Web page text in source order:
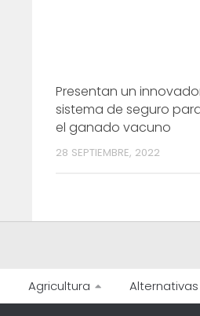
Presentan un
sistema de seguro
el ganado vacuno
28 SEPTIEMBRE, 2022
Agricultura Alternativas